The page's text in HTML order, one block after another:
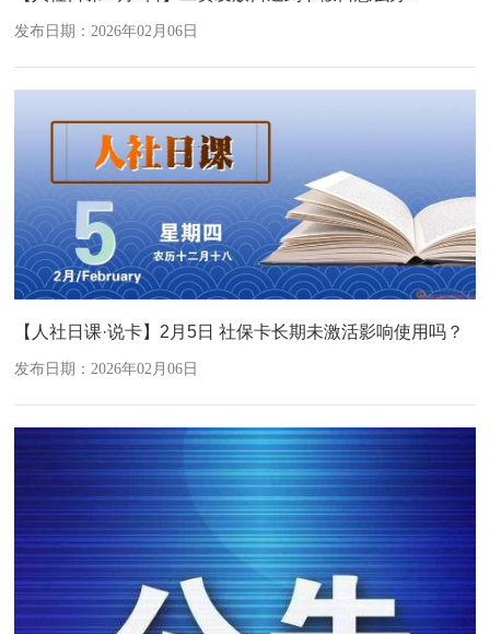
发布日期：2026年02月06日
【人社日课·说卡】2月5日 社保卡长期未激活影响使用吗？
发布日期：2026年02月06日